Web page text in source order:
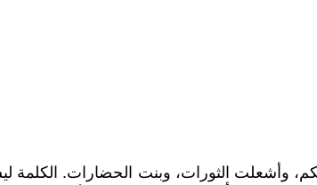
الحِكم، وأشعلت الثورات، وبنت الحضارات.